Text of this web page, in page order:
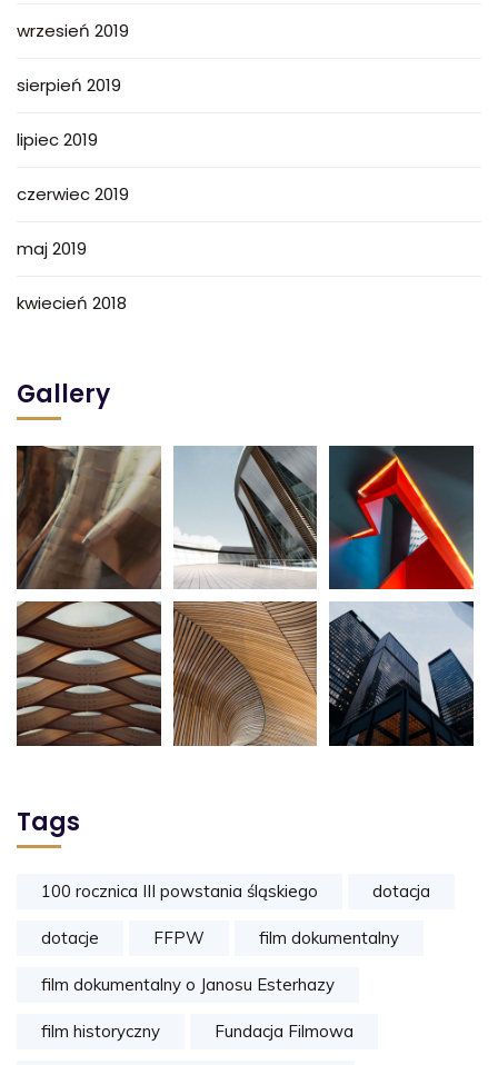
wrzesień 2019
sierpień 2019
lipiec 2019
czerwiec 2019
maj 2019
kwiecień 2018
Gallery
Tags
100 rocznica III powstania śląskiego dotacja
dotacje FFPW film dokumentalny
film dokumentalny o Janosu Esterhazy
film historyczny Fundacja Filmowa